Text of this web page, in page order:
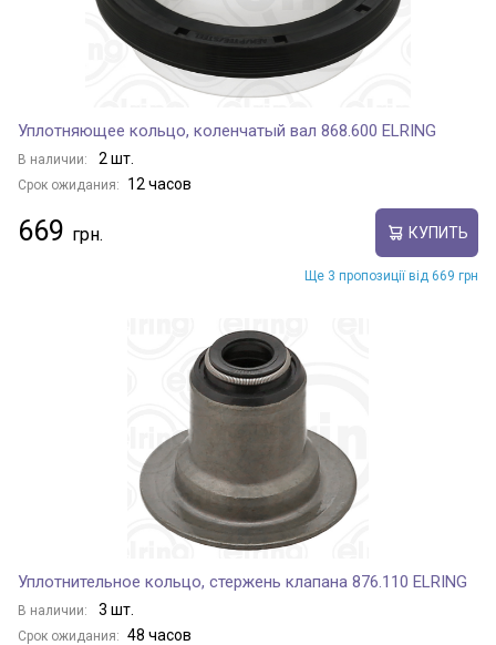
Уплотняющее кольцо, коленчатый вал 868.600 ELRING
В наличии: 2 шт.
Срок ожидания: 12 часов
669 КУПИТЬ
Ще 3 пропозиції від 669 грн
Уплотнительное кольцо, стержень клапана 876.110 ELRING
В наличии: 3 шт.
Срок ожидания: 48 часов